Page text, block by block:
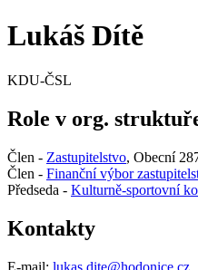
Lukáš Dítě
KDU-ČSL
Role v org.
Člen - Zastupitelstvo, Obecní
Člen - Finanční výbor
Předseda - Kulturně-sportovní
Kontakty
E-mail: lukas.dite@hodonice.cz